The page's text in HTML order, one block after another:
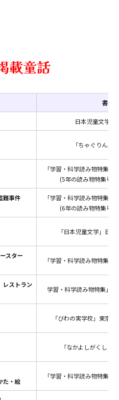
載童話
書名
日本児童文学
「ちゃぐりん」
「学習・科学読み物特集
(5年の読み物特集号
難事件
「学習・科学読み物特集
(6年の読み物特集号
「日本児童文学」日
スター
「学習・科学読み物特集
ストラン
学習・科学読み物特集
「びわの実学校」東京
「なかよしがくしゅ
た・絵
「学習・科学読み物特集